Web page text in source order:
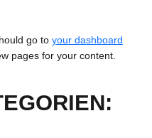
go to your dashboard
pages for your content.